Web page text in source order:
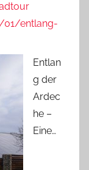
01/entlang-
Entlan
g der
Ardec
he –
Eine…